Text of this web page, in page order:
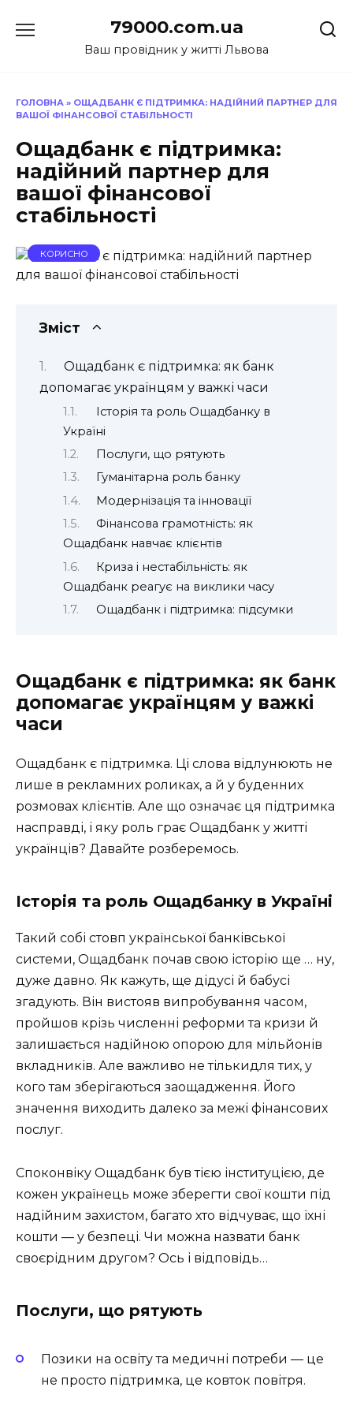
до
79000.com.ua
Ваш провідник у житті Львова
ГОЛОВНА » ОЩАДБАНК Є ПІДТРИМКА: НАДІЙНИЙ ПАРТНЕР ДЛЯ
ВАШОЇ ФІНАНСОВОЇ СТАБІЛЬНОСТІ
Ощадбанк є підтримка:
надійний партнер для
вашої фінансової
стабільності
КОРИСНО
Зміст
Ощадбанк є підтримка: як банк
допомагає українцям у важкі часи
Історія та роль Ощадбанку в
Україні
Послуги, що рятують
Гуманітарна роль банку
Модернізація та інновації
Фінансова грамотність: як
Ощадбанк навчає клієнтів
Криза і нестабільність: як
Ощадбанк реагує на виклики часу
Ощадбанк і підтримка: підсумки
Ощадбанк є підтримка: як банк
допомагає українцям у важкі
часи
Ощадбанк є підтримка. Ці слова відлунюють не
лише в рекламних роликах, а й у буденних
розмовах клієнтів. Але що означає ця підтримка
насправді, і яку роль грає Ощадбанк у житті
українців? Давайте розберемось.
Історія та роль Ощадбанку в Україні
Такий собі стовп української банківської
системи, Ощадбанк почав свою історію ще … ну,
дуже давно. Як кажуть, ще дідусі й бабусі
згадують. Він вистояв випробування часом,
пройшов крізь численні реформи та кризи й
залишається надійною опорою для мільйонів
вкладників. Але важливо не тількидля тих, у
кого там зберігаються заощадження. Його
значення виходить далеко за межі фінансових
послуг.
Споконвіку Ощадбанк був тією інституцією, де
кожен українець може зберегти свої кошти під
надійним захистом, багато хто відчуває, що їхні
кошти — у безпеці. Чи можна назвати банк
своєрідним другом? Ось і відповідь…
Послуги, що рятують
Позики на освіту та медичні потреби — це
не просто підтримка, це ковток повітря.